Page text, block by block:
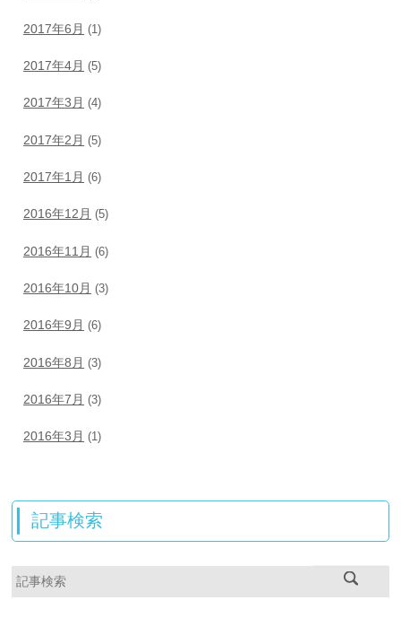
2017年6月 (1)
2017年4月 (5)
2017年3月 (4)
2017年2月 (5)
2017年1月 (6)
2016年12月 (5)
2016年11月 (6)
2016年10月 (3)
2016年9月 (6)
2016年8月 (3)
2016年7月 (3)
2016年3月 (1)
記事検索